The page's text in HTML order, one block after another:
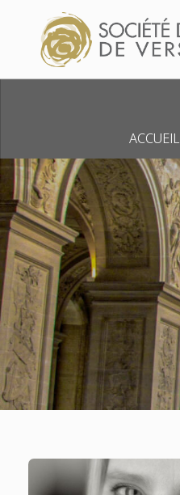
Skip to content
ACCUEIL